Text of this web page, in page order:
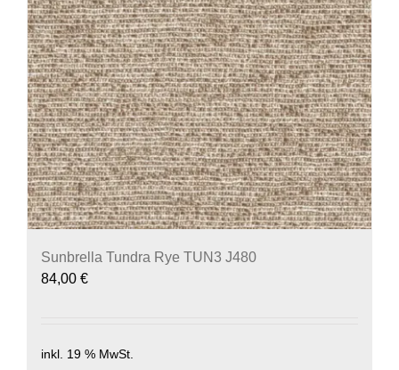
Sunbrella Tundra Rye TUN3 J480
84,00 €
inkl. 19 % MwSt.